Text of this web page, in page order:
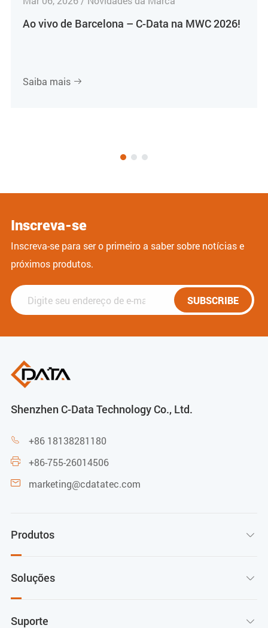
Ao vivo de Barcelona – C-Data na MWC 2026!
Saiba mais 
Inscreva-se
Inscreva-se para ser o primeiro a saber sobre notícias e
próximos produtos.
SUBSCRIBE
Shenzhen C-Data Technology Co., Ltd.
 +86 18138281180
 +86-755-26014506
 marketing@cdatatec.com
Produtos 
Soluções 
Suporte 